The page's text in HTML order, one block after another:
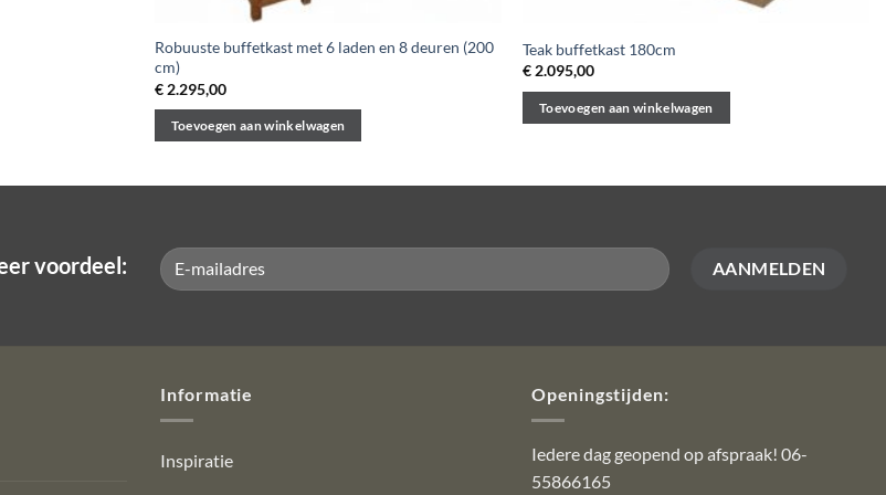
Robuuste buffetkast met 6 laden en 8 deuren (200
cm)
€2.295,00
Toevoegen aan winkelwagen
Teak buffetkast 180cm
€ 2.095,00
Toevoegen aan winkelwagen
voordeel:
Informatie
Inspiratie
Openingstijden:
Iedere dag geopend op afspraak! 06-
55866165